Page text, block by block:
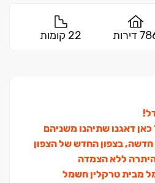
דירות 22 קומות
דאגנו שתיהנו משניהם
חדשה, בצפון החדש של הצפון
מבית טרקלין חשמל